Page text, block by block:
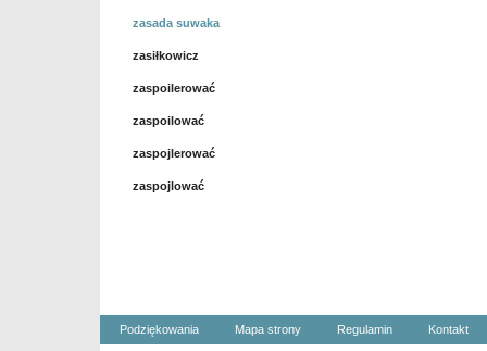
zasada suwaka
zasiłkowicz
zaspoilerować
zaspoilować
zaspojlerować
zaspojlować
Podziękowania Mapa strony Regulamin Kontakt